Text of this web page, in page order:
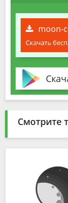
moon-
Скачать
Смотрите